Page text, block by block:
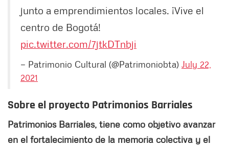
junto a emprendimientos locales. ¡Vive el
centro de Bogotá!
pic.twitter.com/7jtkDTnbji
— Patrimonio Cultural (@Patrimoniobta) July 22,
2021
Sobre el proyecto Patrimonios Barriales
Patrimonios Barriales, tiene como objetivo avanzar
en el fortalecimiento de la memoria colectiva y el